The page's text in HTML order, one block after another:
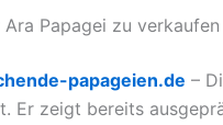
Papagei zu verkaufen
papageien.de –
Er zeigt bereits